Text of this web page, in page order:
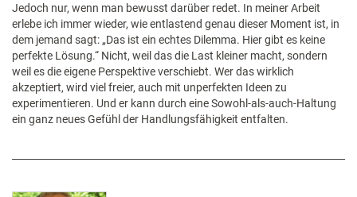
Jedoch nur, wenn man bewusst darüber redet. In meiner Arbeit
erlebe ich immer wieder, wie entlastend genau dieser Moment ist, in
dem jemand sagt: „Das ist ein echtes Dilemma. Hier gibt es keine
perfekte Lösung.“ Nicht, weil das die Last kleiner macht, sondern
weil es die eigene Perspektive verschiebt. Wer das wirklich
akzeptiert, wird viel freier, auch mit unperfekten Ideen zu
experimentieren. Und er kann durch eine Sowohl-als-auch-Haltung
ein ganz neues Gefühl der Handlungsfähigkeit entfalten.